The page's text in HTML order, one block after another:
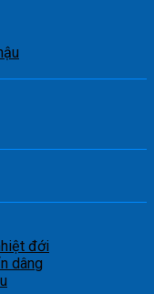
đới
dâng